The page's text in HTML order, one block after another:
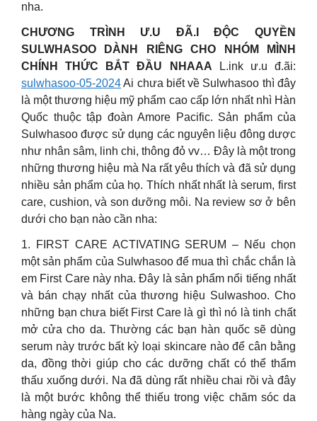
nha.
CHƯƠNG TRÌNH Ư.U ĐÃ.I ĐỘC QUYỀN
SULWHASOO DÀNH RIÊNG CHO NHÓM MÌNH
CHÍNH THỨC BẮT ĐẦU NHAAA L.ink ư.u đ.ãi:
sulwhasoo-05-2024Ai chưa biết về Sulwhasoo thì đây
là một thương hiệu mỹ phẩm cao cấp lớn nhất nhì Hàn
Quốc thuộc tập đoàn Amore Pacific. Sản phẩm của
Sulwhasoo được sử dụng các nguyên liệu đông dược
như nhân sâm, linh chi, thông đỏ vv… Đây là một trong
những thương hiệu mà Na rất yêu thích và đã sử dụng
nhiều sản phẩm của họ. Thích nhất nhất là serum, first
care, cushion, và son dưỡng môi. Na review sơ ở bên
dưới cho bạn nào cần nha:
1. FIRST CARE ACTIVATING SERUM – Nếu chọn
một sản phẩm của Sulwhasoo để mua thì chắc chắn là
em First Care này nha. Đây là sản phẩm nổi tiếng nhất
và bán chạy nhất của thương hiệu Sulwashoo. Cho
những bạn chưa biết First Care là gì thì nó là tinh chất
mở cửa cho da. Thường các bạn hàn quốc sẽ dùng
serum này trước bất kỳ loại skincare nào để cân bằng
da, đồng thời giúp cho các dưỡng chất có thể thẩm
thấu xuống dưới. Na đã dùng rất nhiều chai rồi và đây
là một bước không thể thiếu trong việc chăm sóc da
hàng ngày của Na.